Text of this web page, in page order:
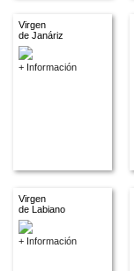
Virgen
de Janáriz
+ Información
Virgen
de Labiano
+ Información